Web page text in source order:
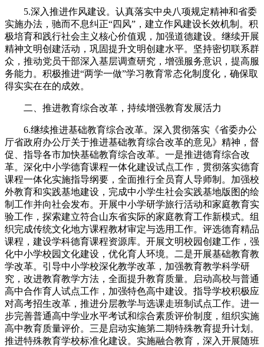
5.深入推进作风建设。认真落实中央八项规定精神和省委
实施办法，驰而不息纠正“四风”，建立作风建设长效机制。积
极培育和践行社会主义核心价值观，加强道德建设。继续开展
精神文明创建活动，巩固提升文明创建水平。坚持密切联系群
众，推动党员干部深入基层调查研究，增强服务意识，提高服
务能力。积极推进“两学一做”学习教育常态化制度化，确保取
得实实在在的成效。
二、推进教育综合改革，持续增强教育发展活力
6.继续推进基础教育综合改革。深入贯彻落实《省委办公
厅省政府办公厅关于推进基础教育综合改革的意见》精神，督
促、指导各市加快基础教育综合改革。一是推进德育综合改
革。深化中小学德育课程一体化建设试点工作，贯彻落实德育
课程一体化实施指导纲要，全面推行全员育人导师制。加强校
外教育和实践基地建设，完成中小学生社会实践基地版图的绘
制工作并向社会发布。开展中小学研学旅行活动和家庭教育实
验工作，探索建立符合山东省实际的家庭教育工作新模式。组
织完成传统文化地方课程教材审定与选用工作。评选德育精品
课程，建设学科德育课程资源库。开展文明校园创建工作，强
化中小学校园文化建设，优化育人环境。二是开展基础教育教
学改革。引导中小学校深化教学改革，加强教育教学科学研
究，改进教育教学方法，全面提升教育质量。启动高校与普通
高中合作育人试点工作，加强特色高中建设。指导学校积极应
对高考招生改革，推进分层教学与选课走班制试点工作。进一
步完善普通高中学业水平考试和综合素质评价制度，组织实施
高中教育质量评价。三是启动实施第二期特殊教育提升计划。
推进特殊教育学校标准化建设。实施融合教育，深入开展随班